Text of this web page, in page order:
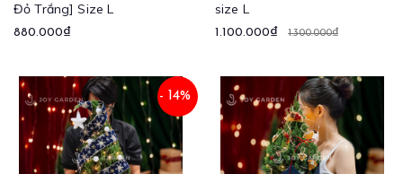
Đỏ Trắng] Size L
880.000₫
size L
1.100.000₫ 1.300.000₫
- 14%